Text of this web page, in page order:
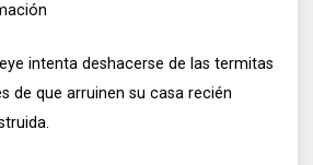
intenta deshacerse de las termitas
de que arruinen su casa recién